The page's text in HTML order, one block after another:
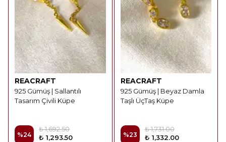
REACRAFT
925 Gümüş | Sallantılı
Tasarım Çivili Küpe
%24
₺ 1,692.50
₺ 1,293.50
REACRAFT
925 Gümüş | Beyaz Damla
Taşlı ÜçTaş Küpe
%23
₺ 1,731.00
₺ 1,332.00